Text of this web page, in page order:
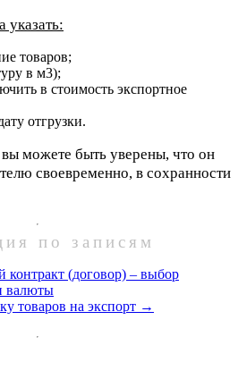
указать:
товаров;
в м3);
в стоимость экспортное
отгрузки.
можете быть уверены, что он
своевременно, в сохранности
по записям
(договор) – выбор
валюты
товаров на экспорт →